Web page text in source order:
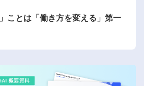
ことは「働き方を変える」第一